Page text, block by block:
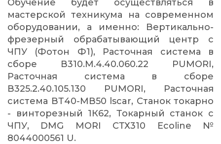
Обучение будет осуществляться в
мастерской техникума на современном
оборудовании, а именно: Вертикально-
фрезерный обрабатывающий центр с
ЧПУ (Фотон Ф1), Расточная система в
сборе В310.М.4.40.060.22 PUMORI,
Расточная система в сборе
В325.2.40.105.130 PUMORI, Расточная
система ВТ40-МВ50 lscar, Станок токарно
- винторезный 1К62, Токарный станок с
ЧПУ, DMG MORI СТХ310 Ecoline №
8044000561 U.